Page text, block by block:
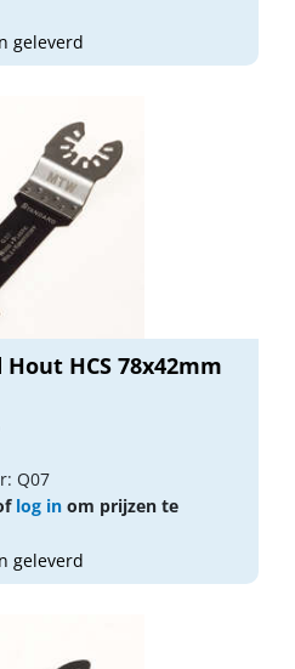
geleverd
HCS 78x42mm
Q07
log in om prijzen te
geleverd